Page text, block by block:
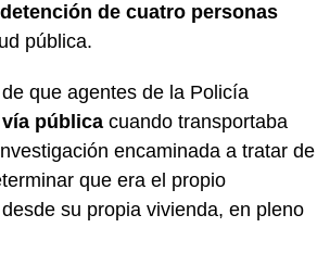
detención de cuatro personas
pública.
que agentes de la Policía
pública cuando transportaba
encaminada a tratar de
que era el propio
su propia vivienda, en pleno